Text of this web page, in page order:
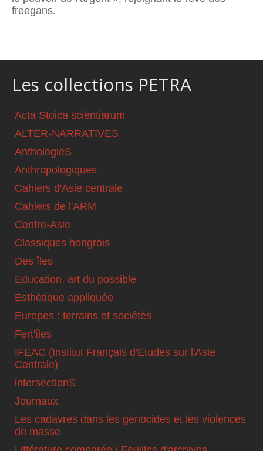
freegans.
Les collections PETRA
Acta Stoica scientiarum
ALTER-NARRATIVES
AnthologieS
Anthropologiques
Cahiers d'Asie centrale
Cahiers de l'ARM
Centre-Asie
Classiques hongrois
Des îles
Education, art du possible
Esthétique appliquée
Europes : terrains et sociétés
Fert'îles
IFEAC (Institut Français d'Etudes sur l'Asie
Centrale)
intersectionS
Journaux
Les cadavres dans les génocides et les violences
de masse